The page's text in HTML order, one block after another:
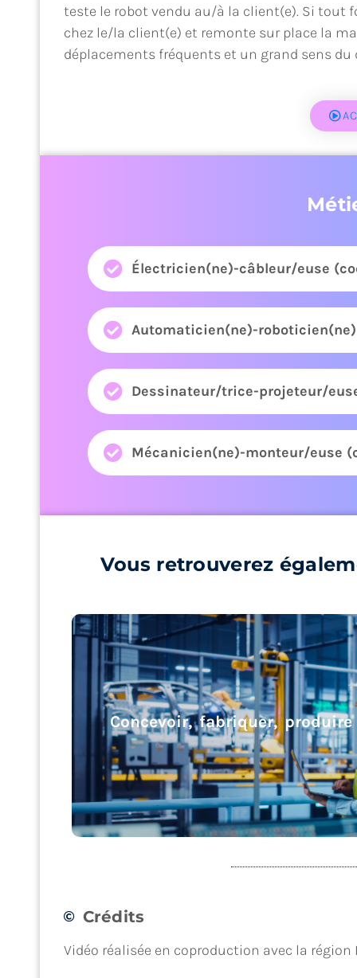
teste le robot vendu au/à la client(e). Si tout
chez le/la client(e) et remonte sur place la
déplacements fréquents et un grand sens du
Électricien(ne)-câbleur/euse
Automaticien(ne)-roboticien(ne)
Dessinateur/trice-projeteur/euse
Mécanicien(ne)-monteur/euse
Vous retrouverez
Concevoir, fabriquer, produire
Concevoir, fabriquer, produire
Crédits
Vidéo réalisée en coproduction avec la région